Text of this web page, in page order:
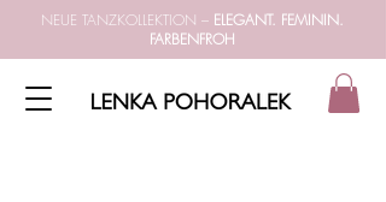
NEUE TANZKOLLEKTION – ELEGANT. FEMININ.
FARBENFROH